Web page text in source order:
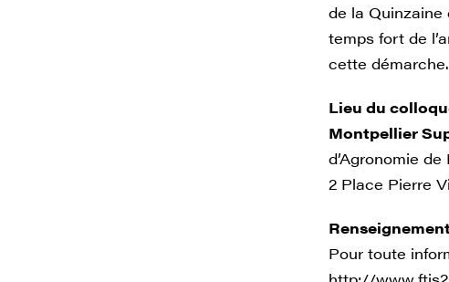
de la Quinzaine
temps fort de
cette démarche.
Lieu du
Montpellier
d’Agronomie
2 Place Pierre
Pour toute